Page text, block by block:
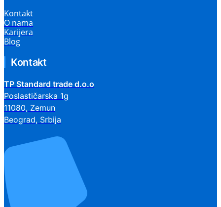
Kontakt
O nama
Karijera
Blog
Kontakt
TP Standard trade d.o.o
Poslastičarska 1g
11080, Zemun
Beograd, Srbija